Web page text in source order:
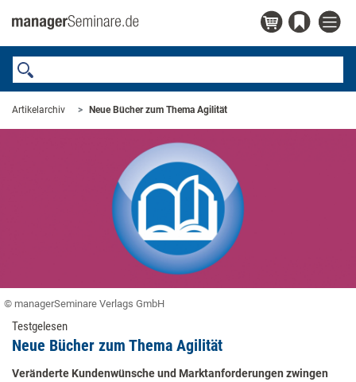
Artikelarchiv Neue Bücher zum Thema Agilität
© managerSeminare Verlags GmbH
Testgelesen
Neue Bücher zum Thema Agilität
Veränderte Kundenwünsche und Marktanforderungen zwingen